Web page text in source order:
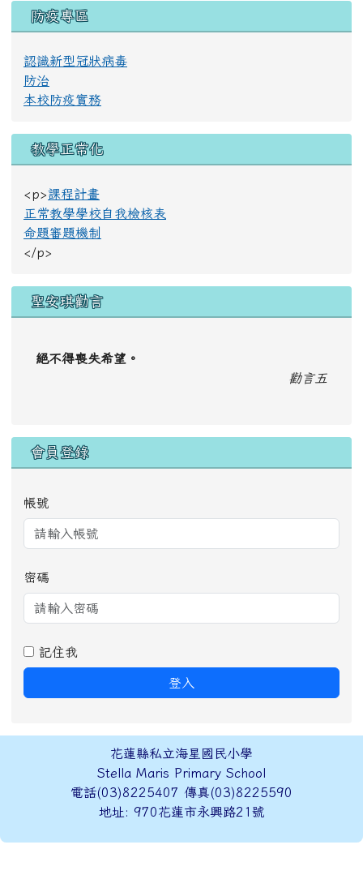
防疫專區
認識新型冠狀病毒
防治
本校防疫實務
教學正常化
<p>課程計畫
正常教學學校自我檢核表
命題審題機制
</p>
聖安琪勸言
絕不得喪失希望。
勸言五
會員登錄
帳號
密碼
記住我
登入
頁尾區域內容花蓮縣私立海星國民小學
Stella Maris Primary School
電話(03)8225407 傳真(03)8225590
地址: 970花蓮市永興路21號